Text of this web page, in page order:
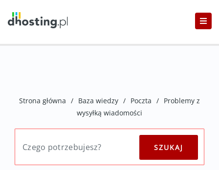
Strona główna / Baza wiedzy / Poczta / Problemy z
wysyłką wiadomości